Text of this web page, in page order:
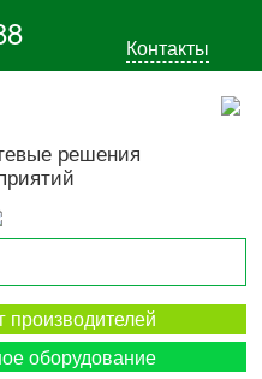
Контакты
решения
производителей
оборудование